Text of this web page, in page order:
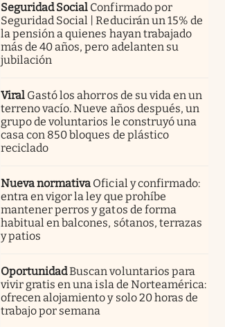
Seguridad Social Confirmado por
Seguridad Social | Reducirán un 15% de
la pensión a quienes hayan trabajado
más de 40 años, pero adelanten su
jubilación
Viral Gastó los ahorros de su vida en un
terreno vacío. Nueve años después, un
grupo de voluntarios le construyó una
casa con 850 bloques de plástico
reciclado
Nueva normativa Oficial y confirmado:
entra en vigor la ley que prohíbe
mantener perros y gatos de forma
habitual en balcones, sótanos, terrazas
y patios
OportunidadBuscan voluntarios para
vivir gratis en una isla de Norteamérica:
ofrecen alojamiento y solo 20 horas de
trabajo por semana